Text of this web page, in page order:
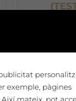
10,00€Preu
exemple, pàgines
mateix, pot